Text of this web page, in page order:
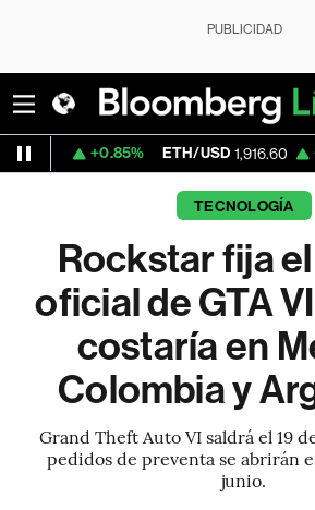
PUBLICIDAD
ETH/USD 1,916.60 +0.56%
TECNOLOGÍA
Rockstar fija
oficial de GTA
costaría en
Colombia y
Grand Theft Auto VI saldrá el 19
pedidos de preventa se abrirán
junio.